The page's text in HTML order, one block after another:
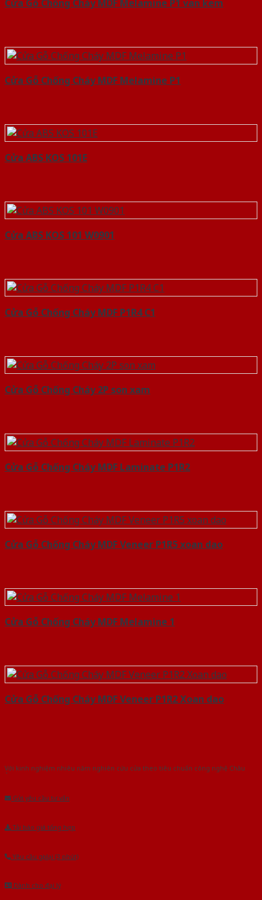
Cửa Gỗ Chống Cháy MDF Melamine P1 van kem
Cửa Gỗ Chống Cháy MDF Melamine P1
Cửa ABS KOS 101E
Cửa ABS KOS 101 W0901
Cửa Gỗ Chống Cháy MDF P1R4 C1
Cửa Gỗ Chống Cháy 2P son xam
Cửa Gỗ Chống Cháy MDF Laminate P1R2
Cửa Gỗ Chống Cháy MDF Veneer P1R5 xoan dao
Cửa Gỗ Chống Cháy MDF Melamine 1
Cửa Gỗ Chống Cháy MDF Veneer P1R2 Xoan dao
Với kinh nghiệm nhiêu năm nghiên cứu cửa theo tiêu chuẩn công nghệ Châu
Gửi yêu cầu tư vấn
Tải báo giá tổng hợp
Yêu cầu gọi lại (3 phút)
Dành cho đại lý